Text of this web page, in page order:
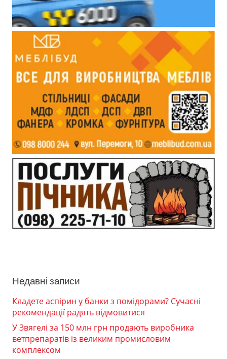
Недавні записи
Кладете аспірин у банки з помідорами? Сучасні
рекомендації радять відмовитися
У Звягелі за 150 млн грн продають виробника
ветпрепаратів із великим промисловим
комплексом